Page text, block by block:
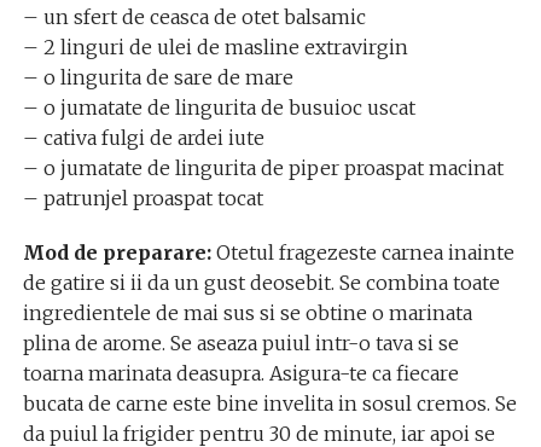
– un sfert de ceasca de otet balsamic
– 2 linguri de ulei de masline extravirgin
– o lingurita de sare de mare
– o jumatate de lingurita de busuioc uscat
– cativa fulgi de ardei iute
– o jumatate de lingurita de piper proaspat macinat
– patrunjel proaspat tocat
Mod de preparare:Otetul fragezeste carnea inainte
de gatire si ii da un gust deosebit. Se combina toate
ingredientele de mai sus si se obtine o marinata
plina de arome. Se aseaza puiul intr-o tava si se
toarna marinata deasupra. Asigura-te ca fiecare
bucata de carne este bine invelita in sosul cremos. Se
da puiul la frigider pentru 30 de minute, iar apoi se